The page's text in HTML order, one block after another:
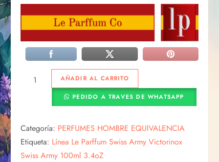
AÑADIR AL CARRITO
PEDIDO A TRAVES DE WHATSAPP
Categoría: PERFUMES HOMBRE EQUIVALENCIA
Etiqueta: Línea Le Parffum Swiss Army Victorinox
Swiss Army 100ml 3.4oZ